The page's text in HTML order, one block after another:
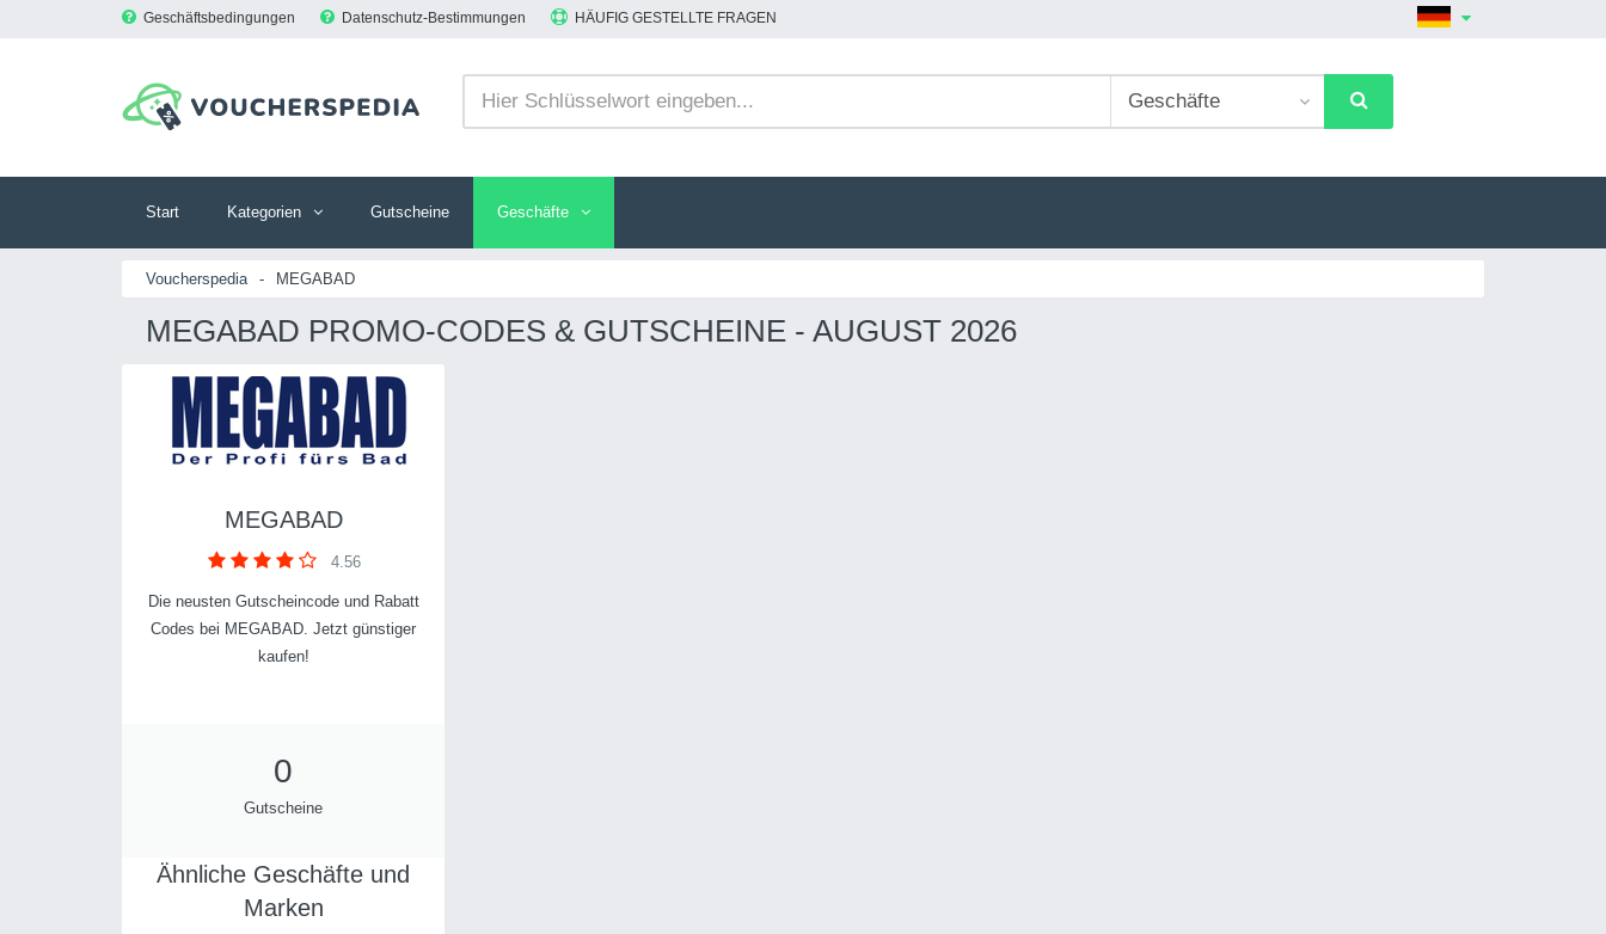
Geschäftsbedingungen Datenschutz-Bestimmungen HÄUFIG GESTELLTE FRAGEN
Start Kategorien Gutscheine Geschäfte
Voucherspedia - MEGABAD
MEGABAD PROMO-CODES & GUTSCHEINE - AUGUST 2026
MEGABAD
4.56
Die neusten Gutscheincode und Rabatt
Codes bei MEGABAD. Jetzt günstiger
kaufen!
0
Gutscheine
Ähnliche Geschäfte und
Marken